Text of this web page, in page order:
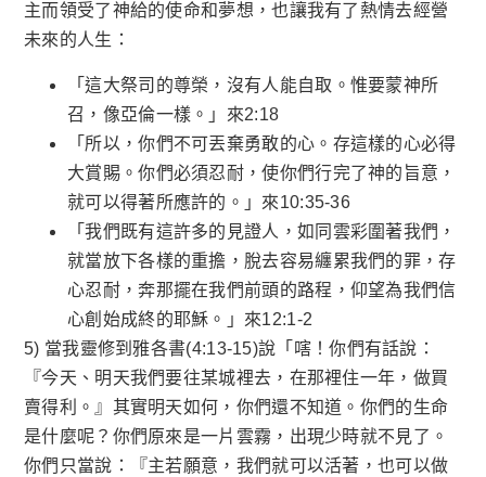
主而領受了神給的使命和夢想，也讓我有了熱情去經營
未來的人生：
「這大祭司的尊榮，沒有人能自取。惟要蒙神所
召，像亞倫一樣。」來2:18
「所以，你們不可丟棄勇敢的心。存這樣的心必得
大賞賜。你們必須忍耐，使你們行完了神的旨意，
就可以得著所應許的。」來10:35-36
「我們既有這許多的見證人，如同雲彩圍著我們，
就當放下各樣的重擔，脫去容易纏累我們的罪，存
心忍耐，奔那擺在我們前頭的路程，仰望為我們信
心創始成終的耶穌。」來12:1-2
5) 當我靈修到雅各書(4:13-15)說「嗐！你們有話說：
『今天、明天我們要往某城裡去，在那裡住一年，做買
賣得利。』其實明天如何，你們還不知道。你們的生命
是什麼呢？你們原來是一片雲霧，出現少時就不見了。
你們只當說：『主若願意，我們就可以活著，也可以做